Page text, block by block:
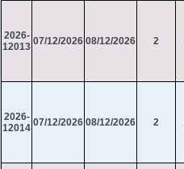
2026-
12013 07/12/2026 08/12/2026 2
2026-
12014 07/12/2026 08/12/2026 2